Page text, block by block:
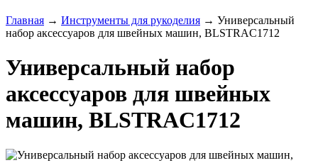
Главная → Инструменты для рукоделия → Универсальный
набор аксессуаров для швейных машин, BLSTRAC1712
Универсальный набор
аксессуаров для швейных
машин, BLSTRAC1712